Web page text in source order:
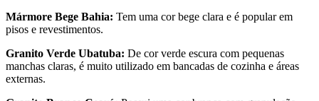
Mármore Bege Bahia: Tem uma cor bege clara e é popular em
pisos e revestimentos.
Granito Verde Ubatuba: De cor verde escura com pequenas
manchas claras, é muito utilizado em bancadas de cozinha e áreas
externas.